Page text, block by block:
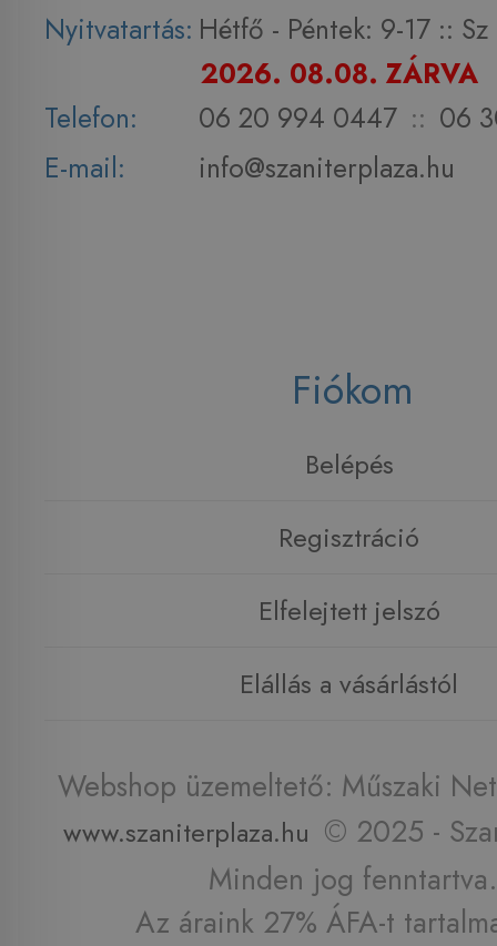
Nyitvatartás: Hétfő - Péntek: 9-17 :: Sz
2026. 08.08. ZÁRVA
Telefon:
06 20 994 0447 :: 06
E-mail:
info@szaniterplaza.hu
Fiókom
Belépés
Regisztráció
Elfelejtett jelszó
Elállás a vásárlástól
Webshop üzemeltető: Műszaki
www.szaniterplaza.hu © 2025 -
Minden jog fenntartva.
Az áraink 27% ÁFA-t